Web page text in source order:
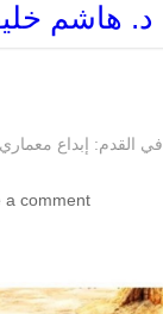
د. هاشم
القدم: إبداع
a comment